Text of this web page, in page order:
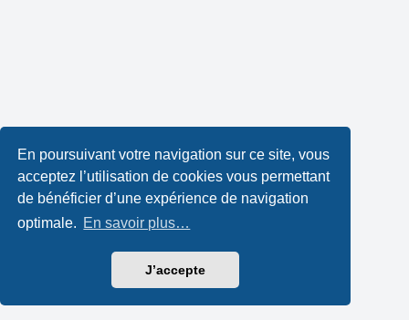
En poursuivant votre navigation sur ce site, vous
acceptez l’utilisation de cookies vous permettant
de bénéficier d’une expérience de navigation
optimale. En savoir plus…
J’accepte